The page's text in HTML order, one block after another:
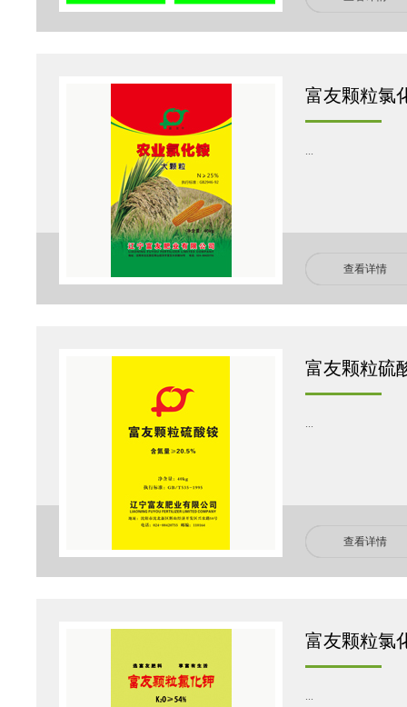
富友颗粒氯
...
查看详情
富友颗粒硫
...
查看详情
富友颗粒氯
...